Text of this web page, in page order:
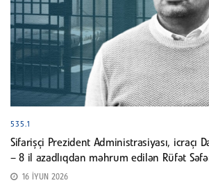
535.1
Sifarişçi Prezident Administrasiyası, icraçı
– 8 il azadlıqdan məhrum edilən Rüfət
16 İYUN 2026